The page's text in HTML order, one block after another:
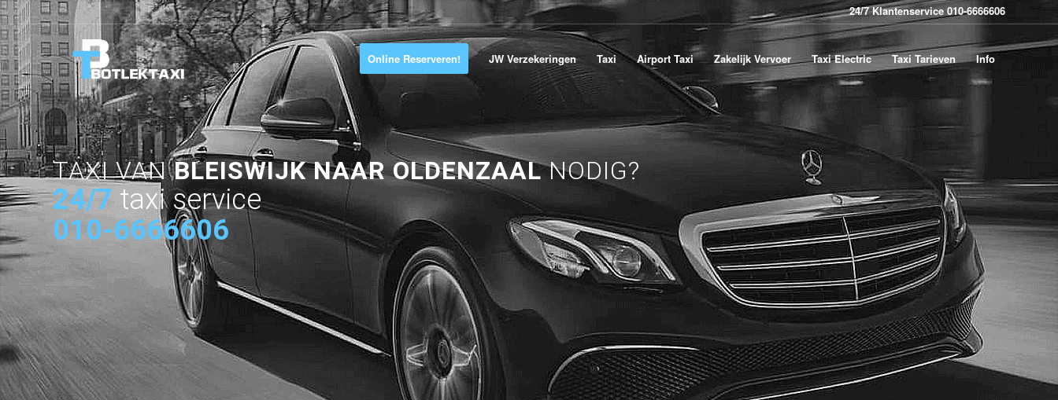
24/7 Klantenservice 010-6666606
Online Reserveren! JW Verzekeringen Taxi Airport Taxi Zakelijk Vervoer Taxi Electric Taxi Tarieven Info
TAXI VANBLEISWIJK NAAR OLDENZAALNODIG?
24/7 taxi service
010-6666606